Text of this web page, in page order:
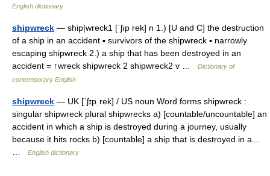
English dictionary
shipwreck — ship|wreck1 [ˈʃıp rek] n 1.) [U and C] the destruction
of a ship in an accident ▪ survivors of the shipwreck ▪ narrowly
escaping shipwreck 2.) a ship that has been destroyed in an
accident = ↑wreck shipwreck 2 shipwreck2 v …
Dictionary of
contemporary English
shipwreck — UK [ˈʃɪpˌrek] / US noun Word forms shipwreck :
singular shipwreck plural shipwrecks a) [countable/uncountable] an
accident in which a ship is destroyed during a journey, usually
because it hits rocks b) [countable] a ship that is destroyed in a…
English dictionary